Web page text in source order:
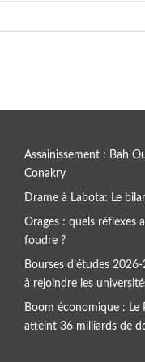
Assainissement : Bah
Conakry
Drame à Labota: Le
Orages : quels réflexes
foudre ?
Bourses d’études
à rejoindre les
Boom économique : Le
atteint 36 milliards de